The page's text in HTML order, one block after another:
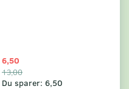
6,50
13,00
Du sparer: 6,50